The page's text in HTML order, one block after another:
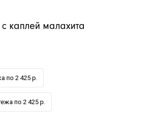
каплей малахита
по 2 425 р.
по 2 425 р.